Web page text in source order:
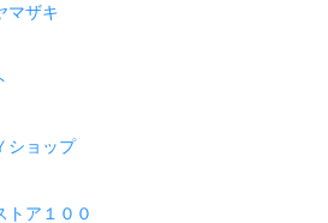
マザキ
ショップ
トア１００